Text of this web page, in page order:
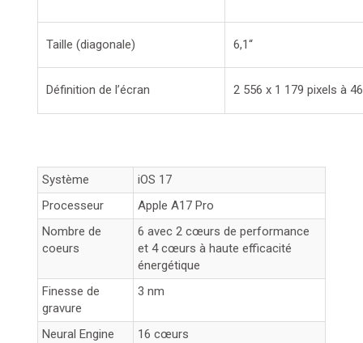
Taille (diagonale) 6,1“
Définition de l’écran 2 556 x 1 179 pixels à
Système
iOS 17
Processeur
Apple A17 Pro
Nombre de
coeurs
6 avec 2 cœurs de performance
et 4 cœurs à haute efficacité
énergétique
Finesse de
gravure
3 nm
Neural Engine
16 cœurs